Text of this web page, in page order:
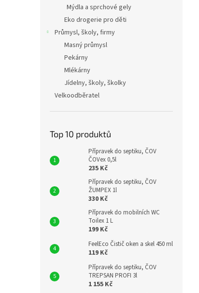
Mýdla a sprchové gely
Eko drogerie pro děti
Průmysl, školy, firmy
Masný průmysl
Pekárny
Mlékárny
Jídelny, školy, školky
Velkoodběratel
Top 10 produktů
Přípravek do septiku, ČOV
ČOVex 0,5l
235 Kč
Přípravek do septiku, ČOV
ŽUMPEX 1l
330 Kč
Přípravek do mobilních WC
Toilex 1 L
199 Kč
FeelEco Čistič oken a skel 450 ml
119 Kč
Přípravek do septiku, ČOV
TREPSAN PROFI 3l
1 155 Kč